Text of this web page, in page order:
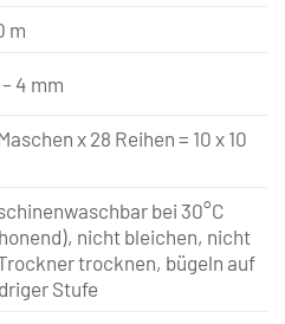
m
4 mm
x 28 Reihen = 10 x 10
bei 30°C
nicht bleichen, nicht
trocknen, bügeln auf
Stufe